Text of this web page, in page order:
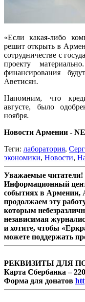
«Если какая-либо
решит открыть в
сотрудничестве с
проекту
финансирования
Аветисян.
Напомним, что
августе, было
ноября.
Новости Армении -
Теги: лаборатория,
экономики, Новости,
Уважаемые читатели!
Информационный
событиях в Армении,
продолжаем эту
которым
независимая
и хотите, чтобы
можете поддержать
РЕКВИЗИТЫ ДЛЯ
Карта Сбербанка –
Форма для донатов